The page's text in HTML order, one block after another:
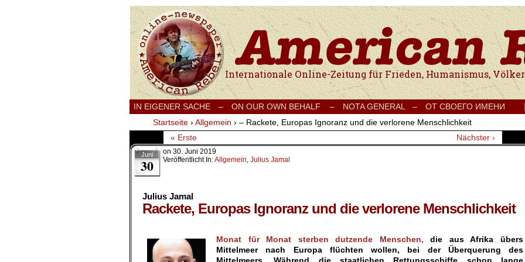
Internationale Onlinezeitung für Frieden, Humanismus, Völkerverständigung und
IN EIGENER SACHE – ON OUR OWN BEHALF – NOTA GENERAL – ОТ СВОЕГО ИМЕНИ
Startseite › Allgemein › – Rackete, Europas Ignoranz und die verlorene Menschlichkeit
« Erste
Nächster ›
Juni
30
on 30. Juni 2019
Veröffentlicht In:Allgemein, Julius Jamal
Julius Jamal
Rackete, Europas Ignoranz und die verlorene Menschlichkeit
Monat für Monat sterben dutzende Menschen, die aus Afrika übers
Mittelmeer nach Europa flüchten wollen, bei der Überquerung des